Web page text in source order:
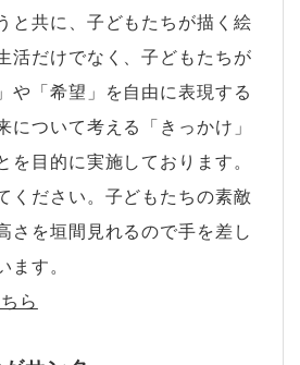
と共に、子どもたちが描く絵
活だけでなく、子どもたちが
や「希望」を自由に表現する
について考える「きっかけ」
を目的に実施しております。
ください。子どもたちの素敵
さを垣間見れるので手を差し
す。
ら